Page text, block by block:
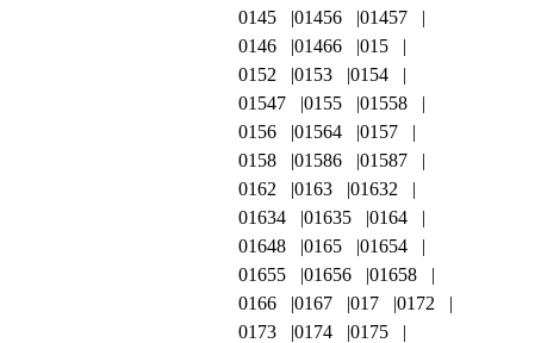
0145
01456
01457
0146
01466
015
0152
0153
0154
01547
0155
01558
0156
01564
0157
0158
01586
01587
0162
0163
01632
01634
01635
0164
01648
0165
01654
01655
01656
01658
0166
0167 017
0172
0173
0174
0175